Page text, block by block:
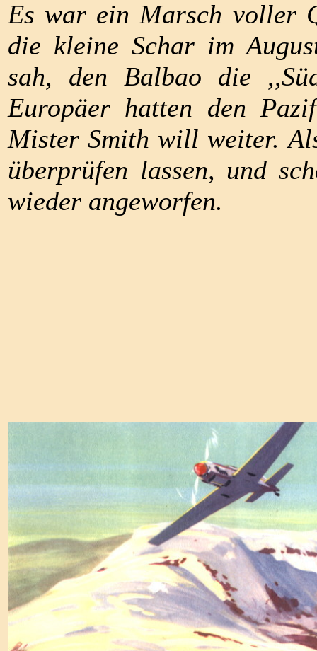
Es war ein Marsch voller
die kleine Schar im
sah, den Balbao die
Europäer hatten den
Mister Smith will weiter.
überprüfen lassen, und
wieder angeworfen.